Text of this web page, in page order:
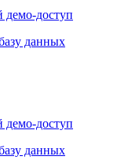
демо-доступ
данных
демо-доступ
данных